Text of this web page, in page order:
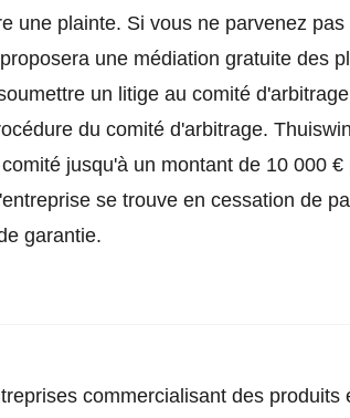
une plainte. Si vous ne parvenez
une médiation gratuite des
un litige au comité
du comité d'arbitrage.
jusqu'à un montant de 10 000
se trouve en cessation de
garantie.
commercialisant des produits